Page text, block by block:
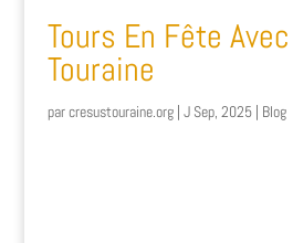
Tours En Fête
Touraine
parcresustouraine.org| J Sep, 2025| Blog